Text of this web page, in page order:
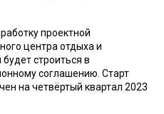
проектной
центра отдыха и
строиться в
соглашению. Старт
на четвёртый квартал 2023